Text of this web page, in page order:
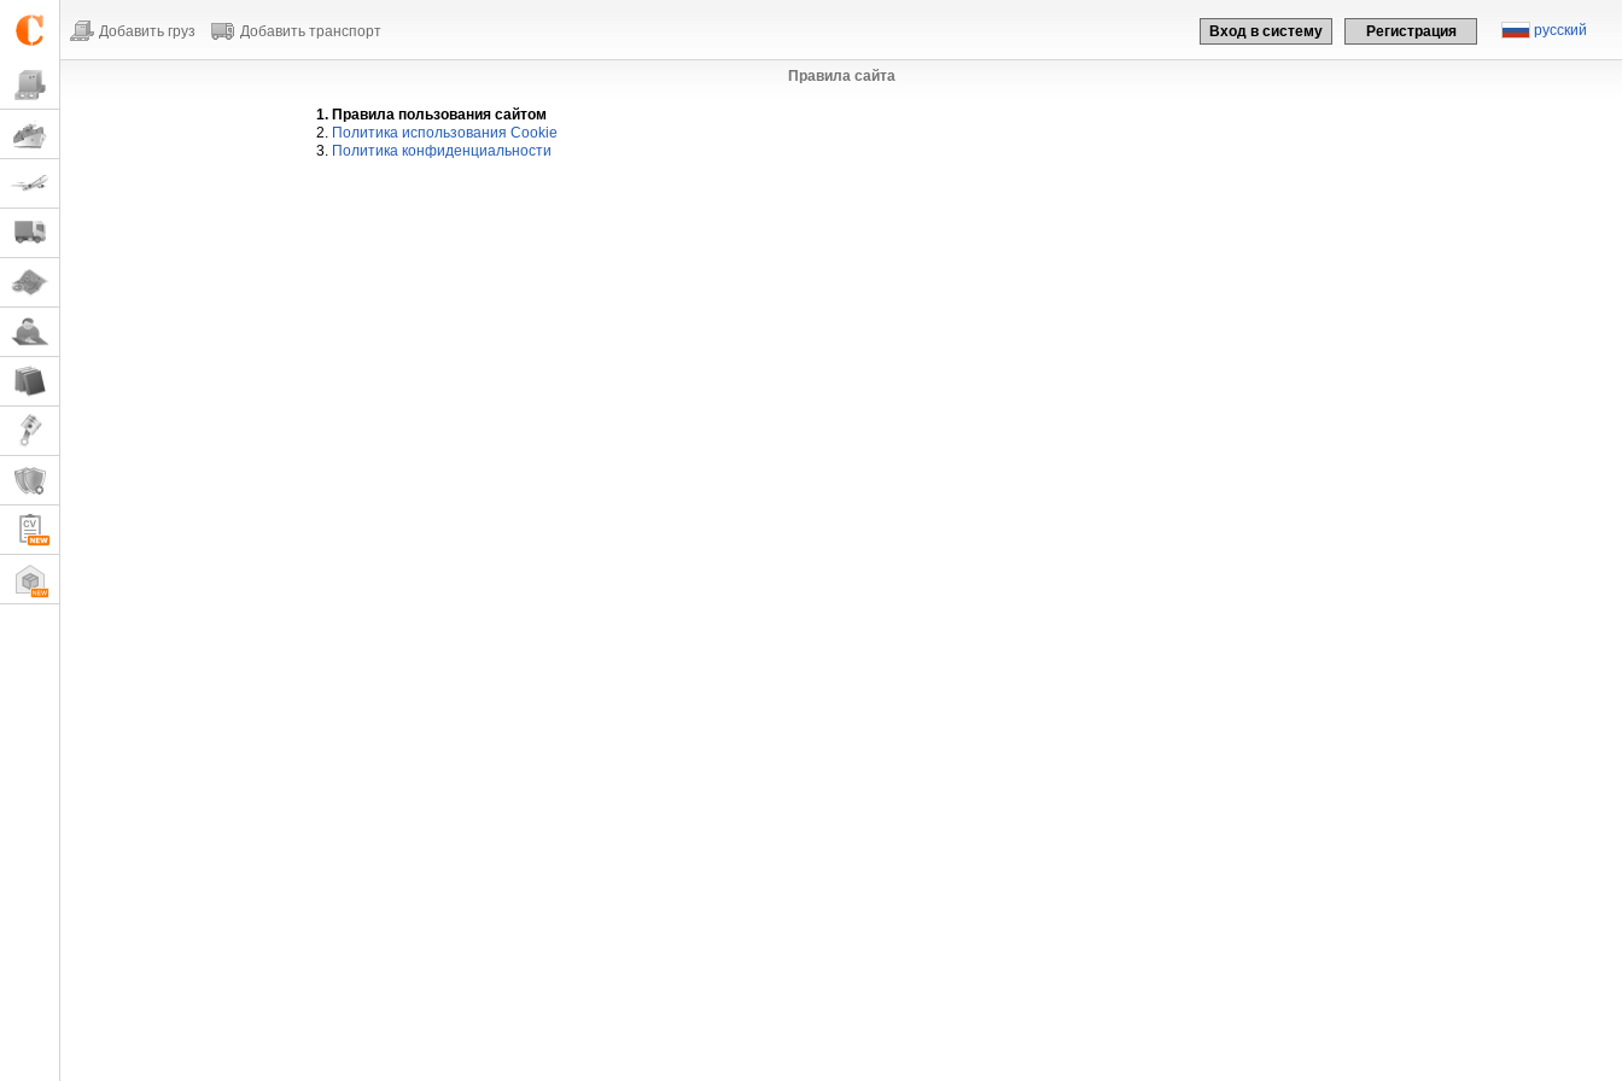
русский
Вход в систему Регистрация
Добавить груз Добавить транспорт
Правила сайта
1. Правила пользования сайтом
2. Политика использования Cookie
3. Политика конфиденциальности